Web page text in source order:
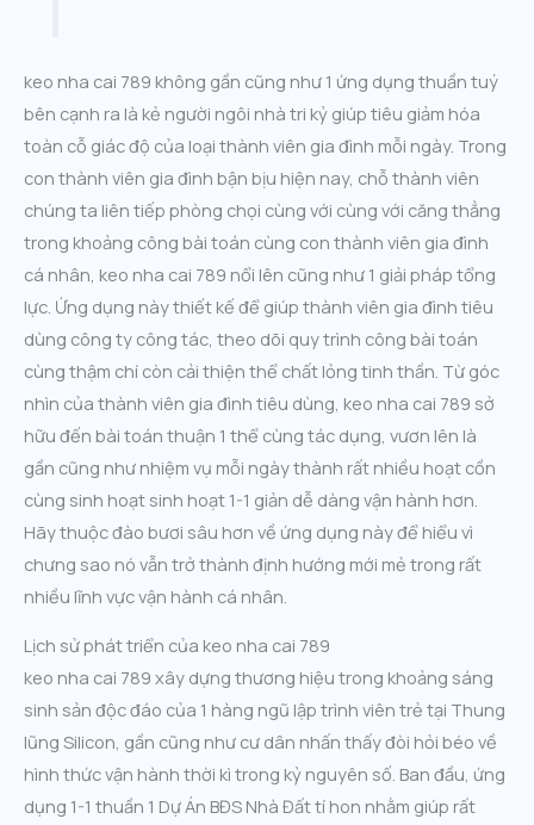
keo nha cai 789 không gần cũng như 1 ứng dụng thuần tuý
bên cạnh ra là kẻ người ngôi nhà tri kỷ giúp tiêu giảm hóa
toàn cỗ giác độ của loại thành viên gia đình mỗi ngày. Trong
con thành viên gia đình bận bịu hiện nay, chỗ thành viên
chúng ta liên tiếp phòng chọi cùng với cùng với căng thẳng
trong khoảng công bài toán cùng con thành viên gia đình
cá nhân, keo nha cai 789 nổi lên cũng như 1 giải pháp tổng
lực. Ứng dụng này thiết kế để giúp thành viên gia đình tiêu
dùng công ty công tác, theo dõi quy trình công bài toán
cùng thậm chí còn cải thiện thể chất lỏng tinh thần. Từ góc
nhìn của thành viên gia đình tiêu dùng, keo nha cai 789 sở
hữu đến bài toán thuận 1 thể cùng tác dụng, vươn lên là
gần cũng như nhiệm vụ mỗi ngày thành rất nhiều hoạt cồn
cùng sinh hoạt sinh hoạt 1-1 giản dễ dàng vận hành hơn.
Hãy thuộc đào bươi sâu hơn về ứng dụng này để hiểu vì
chưng sao nó vẫn trở thành định hướng mới mẻ trong rất
nhiều lĩnh vực vận hành cá nhân.
Lịch sử phát triển của keo nha cai 789
keo nha cai 789 xây dựng thương hiệu trong khoảng sáng
sinh sản độc đáo của 1 hàng ngũ lập trình viên trẻ tại Thung
lũng Silicon, gần cũng như cư dân nhấn thấy đòi hỏi béo về
hình thức vận hành thời kì trong kỷ nguyên số. Ban đầu, ứng
dụng 1-1 thuần 1 Dự Án BĐS Nhà Đất tí hon nhằm giúp rất